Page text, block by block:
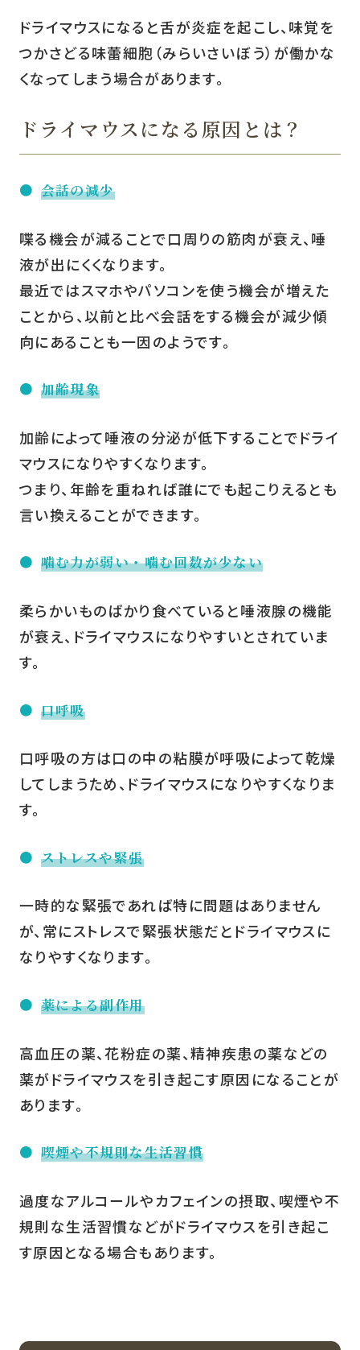
ドライマウスになると舌が炎症を起こし、味覚を
つかさどる味蕾細胞（みらいさいぼう）が働かな
くなってしまう場合があります。
ドライマウスになる原因とは？
会話の減少
喋る機会が減ることで口周りの筋肉が衰え、唾
液が出にくくなります。
最近ではスマホやパソコンを使う機会が増えた
ことから、以前と比べ会話をする機会が減少傾
向にあることも一因のようです。
加齢現象
加齢によって唾液の分泌が低下することでドライ
マウスになりやすくなります。
つまり、年齢を重ねれば誰にでも起こりえるとも
言い換えることができます。
噛む力が弱い・噛む回数が少ない
柔らかいものばかり食べていると唾液腺の機能
が衰え、ドライマウスになりやすいとされていま
す。
口呼吸
口呼吸の方は口の中の粘膜が呼吸によって乾燥
してしまうため、ドライマウスになりやすくなりま
す。
ストレスや緊張
一時的な緊張であれば特に問題はありません
が、常にストレスで緊張状態だとドライマウスに
なりやすくなります。
薬による副作用
高血圧の薬、花粉症の薬、精神疾患の薬などの
薬がドライマウスを引き起こす原因になることが
あります。
喫煙や不規則な生活習慣
過度なアルコールやカフェインの摂取、喫煙や不
規則な生活習慣などがドライマウスを引き起こ
す原因となる場合もあります。